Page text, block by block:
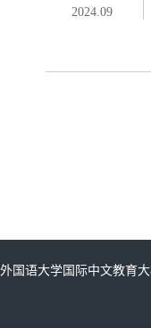
2024.09
国语大学国际中文教